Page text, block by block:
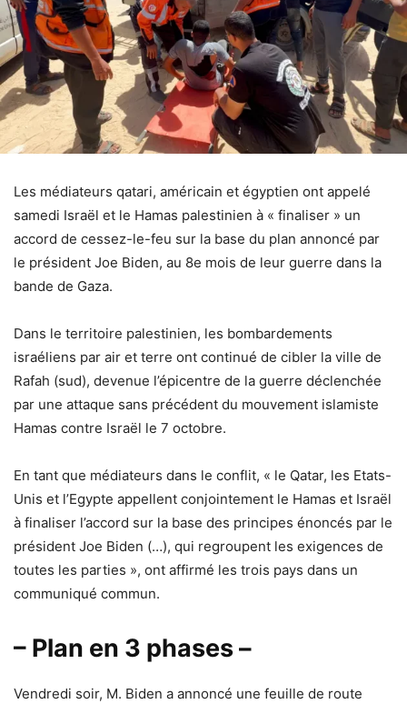
Les médiateurs qatari, américain et égyptien ont appelé
samedi Israël et le Hamas palestinien à « finaliser » un
accord de cessez-le-feu sur la base du plan annoncé par
le président Joe Biden, au 8e mois de leur guerre dans la
bande de Gaza.
Dans le territoire palestinien, les bombardements
israéliens par air et terre ont continué de cibler la ville de
Rafah (sud), devenue l’épicentre de la guerre déclenchée
par une attaque sans précédent du mouvement islamiste
Hamas contre Israël le 7 octobre.
En tant que médiateurs dans le conflit, « le Qatar, les Etats-
Unis et l’Egypte appellent conjointement le Hamas et Israël
à finaliser l’accord sur la base des principes énoncés par le
président Joe Biden (…), qui regroupent les exigences de
toutes les parties », ont affirmé les trois pays dans un
communiqué commun.
– Plan en 3 phases –
Vendredi soir, M. Biden a annoncé une feuille de route